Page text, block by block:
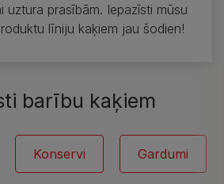
uztura prasībām. Iepazīsti mūsu
līniju kaķiem jau šodien!
barību kaķiem
Konservi Gardumi